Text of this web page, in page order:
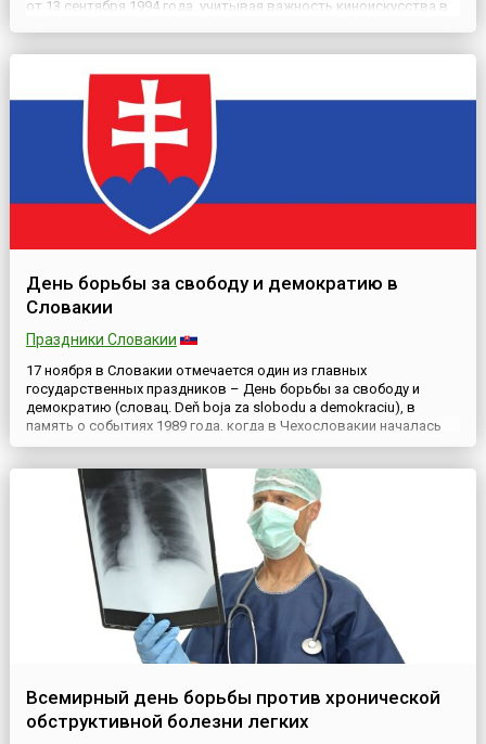
от 13 сентября 1994 года, учитывая важность киноискусства в
День борьбы за свободу и демократию в
Словакии
Праздники Словакии
17 ноября в Словакии отмечается один из главных
государственных праздников – День борьбы за свободу и
демократию (словац. Deň boja za slobodu a demokraciu), в
память о событиях 1989 года, когда в Чехословакии началась
«бархатная революция», в результате которой произошло
государственным в Чехословакии согласно закону № 167/1990
Sb. Как...
Всемирный день борьбы против хронической
обструктивной болезни легких